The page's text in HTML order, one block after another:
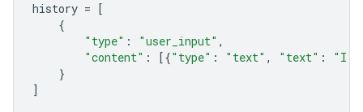
history = [
{
"type" : "user_input" ,
"content" : [{"type" : "text" , "text" :
"I
}
]